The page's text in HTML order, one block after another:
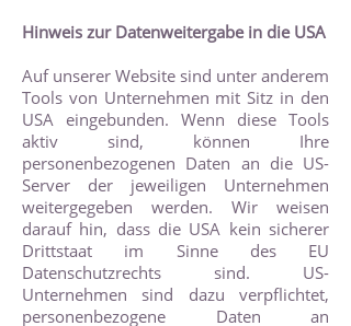
Hinweis zur Datenweitergabe in die USA
Auf unserer Website sind unter anderem
Tools von Unternehmen mit Sitz in den
USA eingebunden. Wenn diese Tools
aktiv sind, können Ihre
personenbezogenen Daten an die US-
Server der jeweiligen Unternehmen
weitergegeben werden. Wir weisen
darauf hin, dass die USA kein sicherer
Drittstaat im Sinne des EU
Datenschutzrechts sind. US-
Unternehmen sind dazu verpflichtet,
personenbezogene Daten an